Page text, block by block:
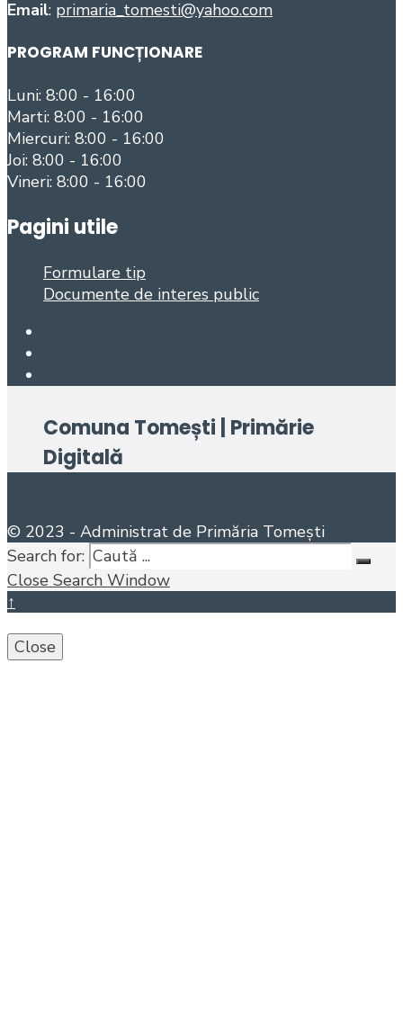
Email: primaria_tomesti@yahoo.com
PROGRAM FUNCȚIONARE
Luni: 8:00 - 16:00
Marti: 8:00 - 16:00
Miercuri: 8:00 - 16:00
Joi: 8:00 - 16:00
Vineri: 8:00 - 16:00
Pagini utile
Formulare tip
Documente de interes public
Comuna Tomești | Primărie
Digitală
© 2023 - Administrat de Primăria Tomești
Search for:
Close Search Window
↑
Close